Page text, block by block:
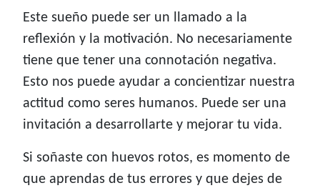
Este sueño puede ser un llamado a la
reflexión y la motivación. No necesariamente
tiene que tener una connotación negativa.
Esto nos puede ayudar a concientizar nuestra
actitud como seres humanos. Puede ser una
invitación a desarrollarte y mejorar tu vida.
Si soñaste con huevos rotos, es momento de
que aprendas de tus errores y que dejes de